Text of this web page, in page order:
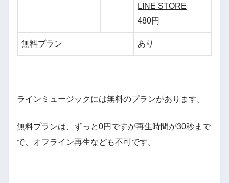
LINE STORE
480円
無料プラン あり
ラインミュージックには無料のプランがあります。
無料プランは、ずっと0円ですが再生時間が30秒まで
で、オフライン再生なども不可です。